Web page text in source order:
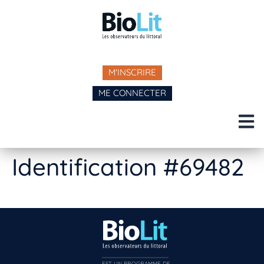
M'INSCRIRE
ME CONNECTER
Identification #69482